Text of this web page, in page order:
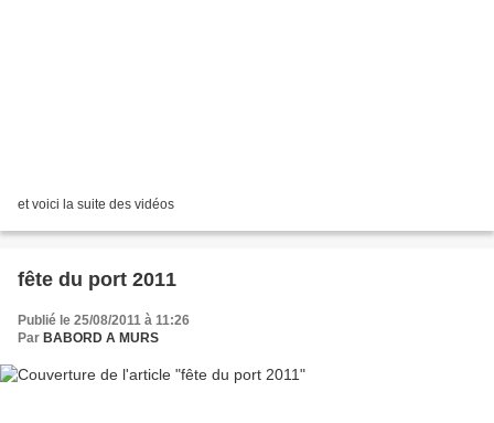
et voici la suite des vidéos
fête du port 2011
Publié le 25/08/2011 à 11:26
Par BABORD A MURS